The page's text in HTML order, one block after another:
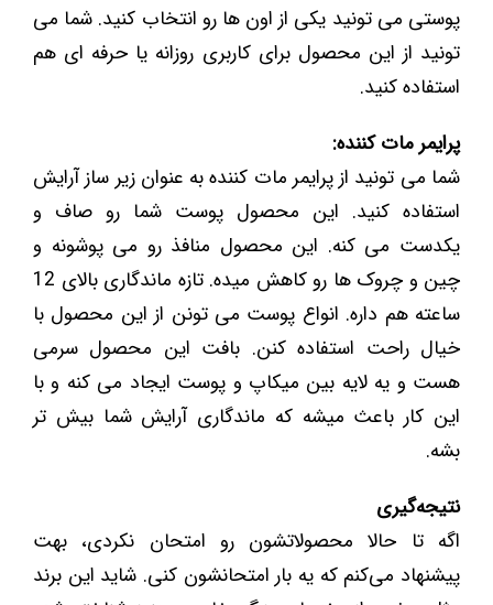
پوستی می تونید یکی از اون ها رو انتخاب کنید. شما می
تونید از این محصول برای کاربری روزانه یا حرفه ای هم
استفاده کنید.
پرایمر مات کننده:
شما می تونید از پرایمر مات کننده به عنوان زیر ساز آرایش
استفاده کنید. این محصول پوست شما رو صاف و
یکدست می کنه. این محصول منافذ رو می پوشونه و
چین و چروک ها رو کاهش میده. تازه ماندگاری بالای 12
ساعته هم داره. انواع پوست می تونن از این محصول با
خیال راحت استفاده کنن. بافت این محصول سرمی
هست و یه لایه بین میکاپ و پوست ایجاد می کنه و با
این کار باعث میشه که ماندگاری آرایش شما بیش تر
بشه.
نتیجه‌گیری
اگه تا حالا محصولاتشون رو امتحان نکردی، بهت
پیشنهاد می‌کنم که یه بار امتحانشون کنی. شاید این برند